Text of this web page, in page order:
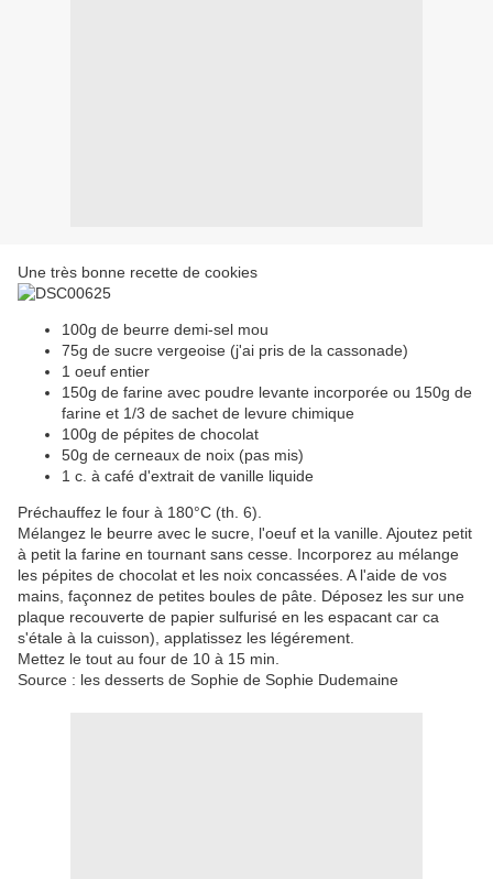
Une très bonne recette de cookies
100g de beurre demi-sel mou
75g de sucre vergeoise (j'ai pris de la cassonade)
1 oeuf entier
150g de farine avec poudre levante incorporée ou 150g de
farine et 1/3 de sachet de levure chimique
100g de pépites de chocolat
50g de cerneaux de noix (pas mis)
1 c. à café d'extrait de vanille liquide
Préchauffez le four à 180°C (th. 6).
Mélangez le beurre avec le sucre, l'oeuf et la vanille. Ajoutez petit
à petit la farine en tournant sans cesse. Incorporez au mélange
les pépites de chocolat et les noix concassées. A l'aide de vos
mains, façonnez de petites boules de pâte. Déposez les sur une
plaque recouverte de papier sulfurisé en les espacant car ca
s'étale à la cuisson), applatissez les légérement.
Mettez le tout au four de 10 à 15 min.
Source : les desserts de Sophie de Sophie Dudemaine